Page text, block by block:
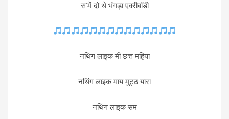
स’में दो थे भंगड़ा एवरीबॉडी
नथिंग लाइक मी छत्त महिया
नथिंग लाइक माय मुट्ठ यारा
नथिंग लाइक सम